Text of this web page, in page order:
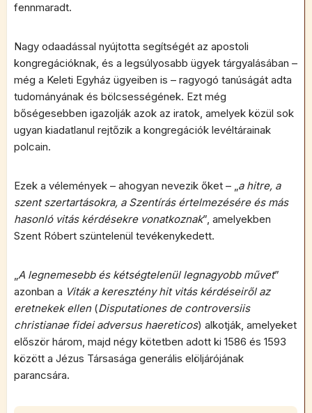
fennmaradt.
Nagy odaadással nyújtotta segítségét az apostoli
kongregációknak, és a legsúlyosabb ügyek tárgyalásában –
még a Keleti Egyház ügyeiben is – ragyogó tanúságát adta
tudományának és bölcsességének. Ezt még
bőségesebben igazolják azok az iratok, amelyek közül sok
ugyan kiadatlanul rejtőzik a kongregációk levéltárainak
polcain.
Ezek a vélemények – ahogyan nevezik őket – „a hitre, a
szent szertartásokra, a Szentírás értelmezésére és más
hasonló vitás kérdésekre vonatkoznak”, amelyekben
Szent Róbert szüntelenül tevékenykedett.
„A legnemesebb és kétségtelenül legnagyobb művet”
azonban a Viták a keresztény hit vitás kérdéseiről az
eretnekek ellen(Disputationes de controversiis
christianae fidei adversus haereticos) alkotják, amelyeket
először három, majd négy kötetben adott ki 1586 és 1593
között a Jézus Társasága generális elöljárójának
parancsára.